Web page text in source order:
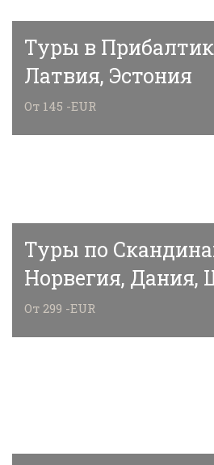
Туры в
Латвия, Эстония
От 145 -EUR
Туры по
Норвегия, Дания,
От 299 -EUR